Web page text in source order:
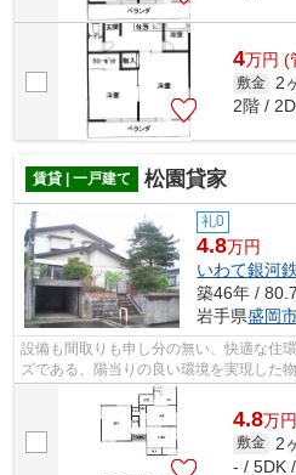
4万円 (
敷金 2
2階 /
賃貸 | 一戸建て 松園貸家
礼0
4.8万円
いわて銀河
築46年 /
岩手県盛岡
設備も間取りも申し分の無い、快適な住
ズである、陽当りの良い環境を実現した
しをするなら森の不動産でどうぞ。019...
4.8万円
敷金 2
- / 5DK